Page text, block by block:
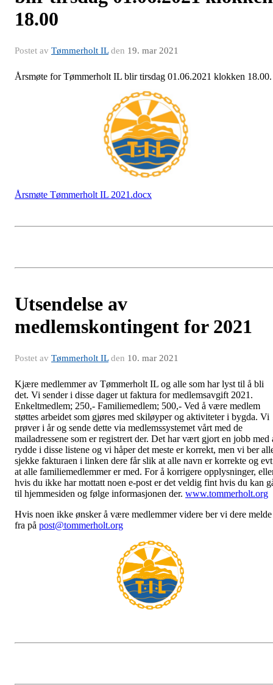
18.00
Postet av Tømmerholt ILden 19. mar 2021
Årsmøte for Tømmerholt IL blir tirsdag 01.06.2021 klokken 18.00.
Årsmøte Tømmerholt IL 2021.docx
Utsendelse av
medlemskontingent for 2021
Postet av Tømmerholt ILden 10. mar 2021
Kjære medlemmer av Tømmerholt IL og alle som har lyst til å bli
det. Vi sender i disse dager ut faktura for medlemsavgift 2021.
Enkeltmedlem; 250,- Familiemedlem; 500,- Ved å være medlem
støttes arbeidet som gjøres med skiløyper og aktiviteter i bygda. Vi
prøver i år og sende dette via medlemssystemet vårt med de
mailadressene som er registrert der. Det har vært gjort en jobb med
rydde i disse listene og vi håper det meste er korrekt, men vi ber
sjekke fakturaen i linken dere får slik at alle navn er korrekte og evt
at alle familiemedlemmer er med. For å korrigere opplysninger,
hvis du ikke har mottatt noen e-post er det veldig fint hvis du kan
til hjemmesiden og følge informasjonen der. www.tommerholt.org
Hvis noen ikke ønsker å være medlemmer videre ber vi dere melde
fra på post@tommerholt.org